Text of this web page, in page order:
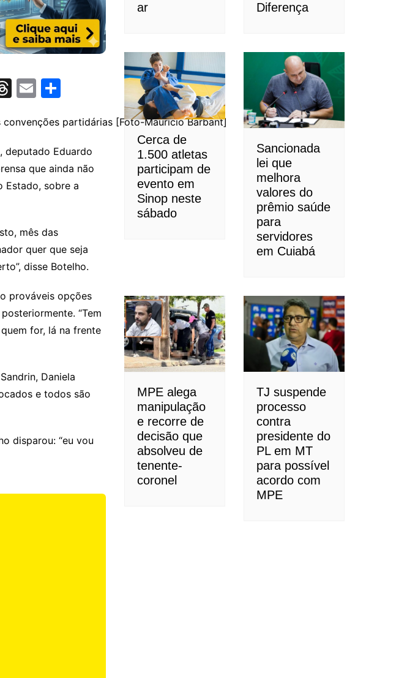
T
e
a
d
s
E
ai
l
ar
e
partidárias [Foto-Maurício Barbant]
deputado Eduardo
que ainda não
Estado, sobre a
mês das
quer que seja
disse Botelho.
prováveis opções
“Tem
for, lá na frente
Daniela
e todos são
disparou: “eu vou
ar Diferença
Cerca de
1.500 atletas
participam de
evento em
Sinop neste
sábado
Sancionada
lei que
melhora
valores do
prêmio saúde
para
servidores
em Cuiabá
MPE alega
manipulação
e recorre de
decisão que
absolveu de
tenente-
coronel
TJ suspende
processo
contra
presidente do
PL em MT
para possível
acordo com
MPE